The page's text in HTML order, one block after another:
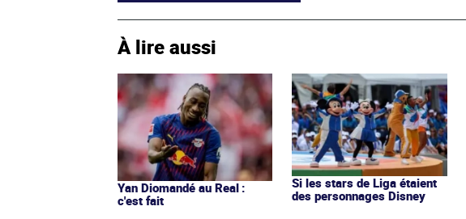
À lire aussi
Yan Diomandé au Real :
c'est fait
Si les stars de Liga étaient
des personnages Disney